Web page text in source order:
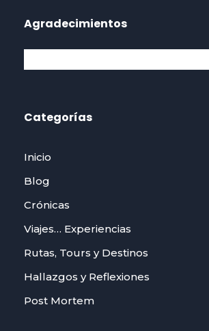
Agradecimientos
Categorías
Inicio
Blog
Crónicas
Viajes… Experiencias
Rutas, Tours y Destinos
Hallazgos y Reflexiones
Post Mortem